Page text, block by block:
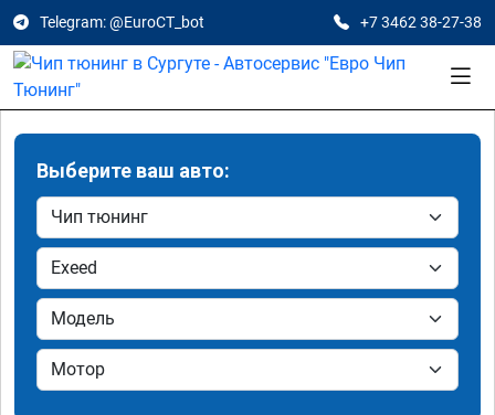
Telegram: @EuroCT_bot +7 3462 38-27-38
Выберите ваш авто: